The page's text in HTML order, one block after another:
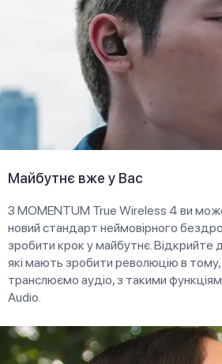
Майбутнє вже у Вас
З MOMENTUM True Wireless 4 ви
новий стандарт неймовірного
зробити крок у майбутнє. Відкрийте
які мають зробити революцію в
транслюємо аудіо, з такими
Audio.